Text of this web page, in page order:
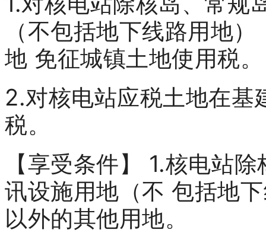
（不包括地下线路用地
地 免征城镇土地使用税。
2.对核电站应税土地在基
税。
【享受条件】 1.核电站
讯设施用地（不 包括地
以外的其他用地。